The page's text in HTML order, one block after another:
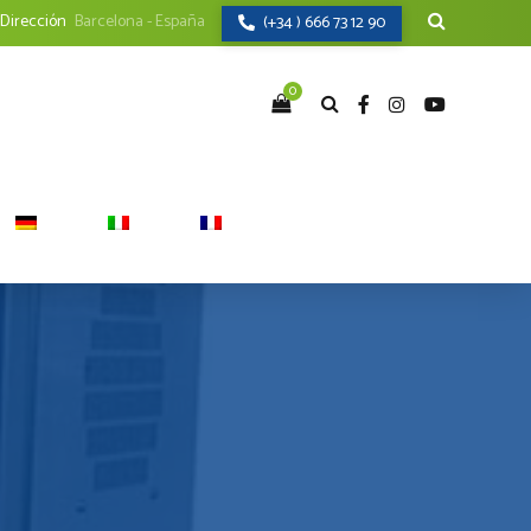
Dirección Barcelona - España (+34 ) 666 73 12 90
0